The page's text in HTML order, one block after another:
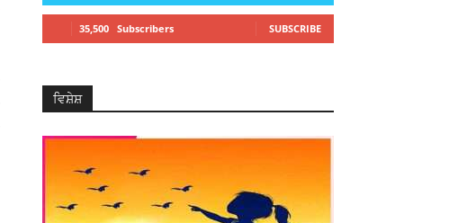
35,500 Subscribers SUBSCRIBE
ਵਿਸ਼ੇਸ਼